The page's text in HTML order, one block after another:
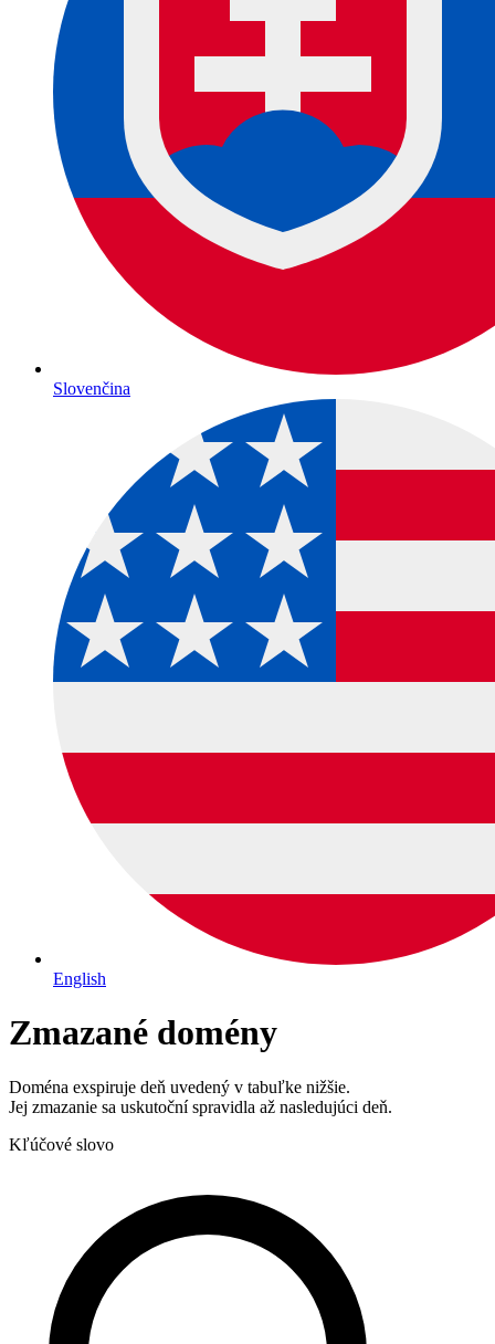
Slovenčina
English
Zmazané domény
Doména exspiruje deň uvedený v tabuľke nižšie.
Jej zmazanie sa uskutoční spravidla až nasledujúci deň.
Kľúčové slovo